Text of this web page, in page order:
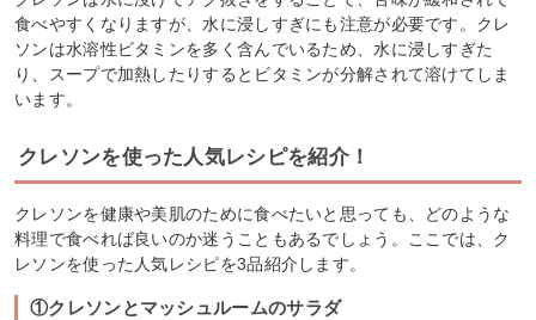
食べやすくなりますが、水に浸しすぎにも注意が必要です。クレ
ソンは水溶性ビタミンを多く含んでいるため、水に浸しすぎた
り、スープで加熱したりするとビタミンが分解されて溶けてしま
います。
クレソンを使った人気レシピを紹介！
クレソンを健康や美肌のために食べたいと思っても、どのような
料理で食べれば良いのか迷うこともあるでしょう。ここでは、ク
レソンを使った人気レシピを3品紹介します。
①クレソンとマッシュルームのサラダ